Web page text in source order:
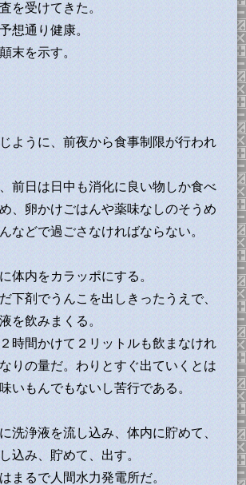
を受けてきた。
想通り健康。
末を示す。
ように、前夜から食事制限が行われ
前日は日中も消化に良い物しか食べ
、卵かけごはんや薬味なしのそうめ
などで過ごさなければならない。
体内をカラッポにする。
下剤でうんこを出しきったうえで、
を飲みまくる。
時間かけて２リットルも飲まなけれ
りの量だ。わりとすぐ出ていくとは
いもんでもないし苦行である。
洗浄液を流し込み、体内に貯めて、
込み、貯めて、出す。
まるで人間水力発電所だ。